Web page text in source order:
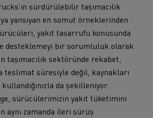
sürdürülebilir taşımacılık
yansıyan en somut örneklerinden
yakıt tasarrufu konusunda
desteklemeyi bir sorumluluk olarak
taşımacılık sektöründe rekabet,
teslimat süresiyle değil, kaynakları
da şekilleniyor.
sürücülerimizin yakıt tüketimini
aynı zamanda ileri sürüş